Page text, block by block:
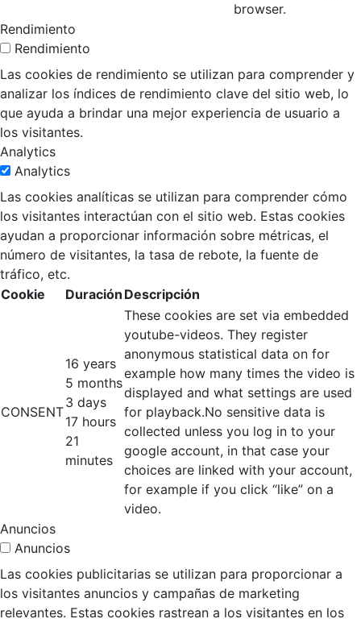
browser.
Rendimiento
Rendimiento
Las cookies de rendimiento se utilizan para comprender y
analizar los índices de rendimiento clave del sitio web, lo
que ayuda a brindar una mejor experiencia de usuario a
los visitantes.
Analytics
Analytics
Las cookies analíticas se utilizan para comprender cómo
los visitantes interactúan con el sitio web. Estas cookies
ayudan a proporcionar información sobre métricas, el
número de visitantes, la tasa de rebote, la fuente de
tráfico, etc.
Cookie
Duración Descripción
CONSENT
16 years
5 months
3 days
17 hours
21
minutes
These cookies are set via embedded
youtube-videos. They register
anonymous statistical data on for
example how many times the video is
displayed and what settings are used
for playback.No sensitive data is
collected unless you log in to your
google account, in that case your
choices are linked with your account,
for example if you click “like” on a
video.
Anuncios
Anuncios
Las cookies publicitarias se utilizan para proporcionar a
los visitantes anuncios y campañas de marketing
relevantes. Estas cookies rastrean a los visitantes en los